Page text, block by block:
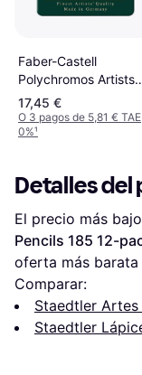
Faber-Castell
Polychromos Artists
Pencils Set of 12
17,45 €
O 3 pagos de 5,81 € TAE
0%¹
Detalles
El precio más
Pencils 185 12-
oferta más barata
Comparar:
Staedtler
Staedtler